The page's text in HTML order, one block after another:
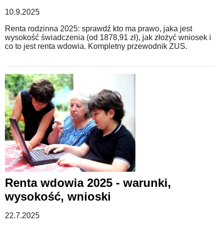
10.9.2025
Renta rodzinna 2025: sprawdź kto ma prawo, jaka jest
wysokość świadczenia (od 1878,91 zł), jak złożyć wniosek i
co to jest renta wdowia. Kompletny przewodnik ZUS.
Renta wdowia 2025 - warunki,
wysokość, wnioski
22.7.2025